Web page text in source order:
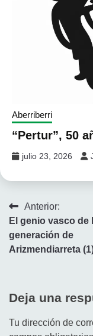
Aberriberri
“Pertur”, 50
julio 23, 2026
Navegación
de
entradas
Anterior:
El genio vasco de
generación de
Arizmendiarreta
Deja una
Tu dirección de